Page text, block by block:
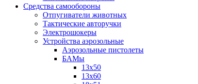
Средства самообороны
Отпугиватели животных
Тактические авторучки
Электрошокеры
Устройства аэрозольные
Аэрозольные пистолеты
БАМы
13х50
13х60